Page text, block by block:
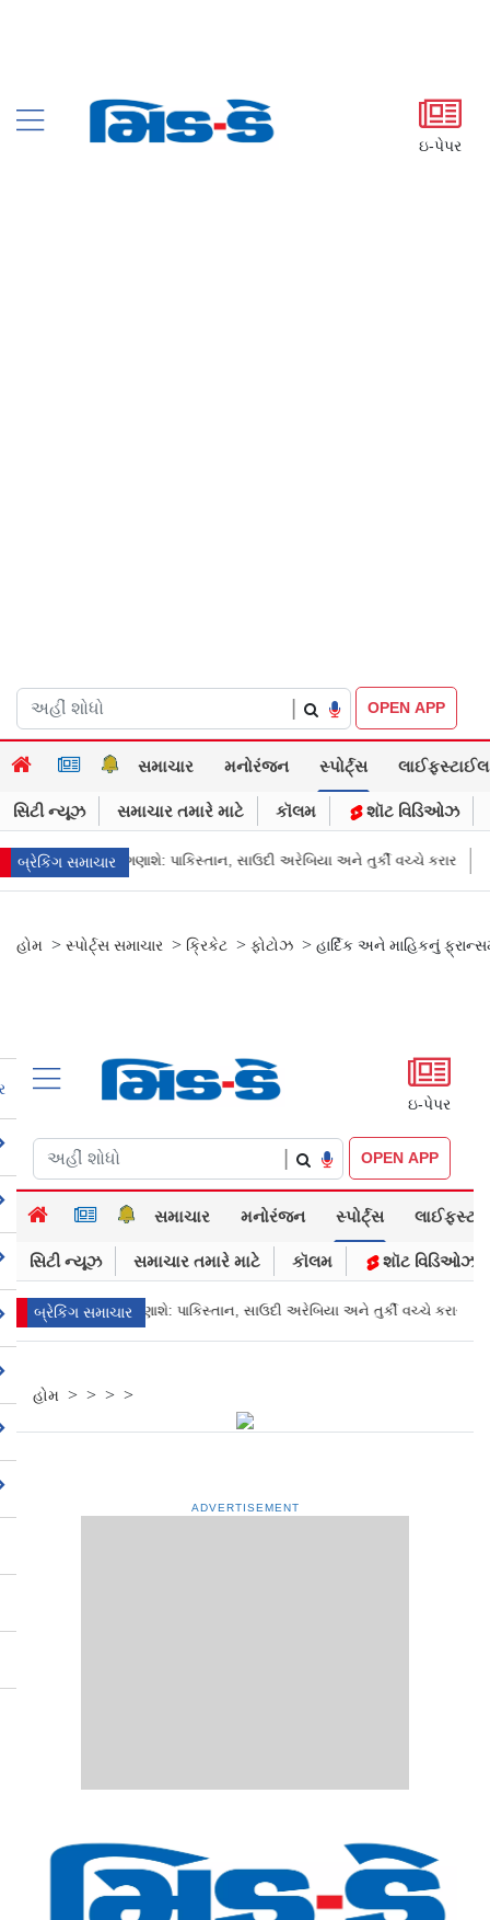
ઇ-પેપર
OPEN APP
સમાચાર મનોરંજન સ્પોર્ટ્સ લાઈફસ્ટાઈલ
સિટી ન્યૂઝ સમાચાર તમારે માટે કૉલમ શૉટ વિડિઓઝ
બ્રેકિંગ સમાચાર
સાઉદી અરેબિયા અને તુર્કી વચ્ચે કરાર FCRAનો વિરોધ કરનાર
હોમ > સ્પોર્ટ્સ સમાચાર > ક્રિકેટ > ફોટોઝ > હાર્દિક અને માહિકનું
ઇ-પેપર
OPEN APP
સમાચાર મનોરંજન સ્પોર્ટ્સ લાઈફસ્ટાઈલ
સિટી ન્યૂઝ સમાચાર તમારે માટે કૉલમ શૉટ વિડિઓઝ
બ્રેકિંગ સમાચાર
સાઉદી અરેબિયા અને તુર્કી વચ્ચે કરાર FCRAનો વિરોધ કરનાર
હોમ > > > >
ADVERTISEMENT